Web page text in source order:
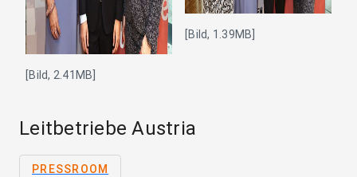
[Bild, 2.41MB]
[Bild, 1.39MB]
Leitbetriebe Austria
PRESSROOM